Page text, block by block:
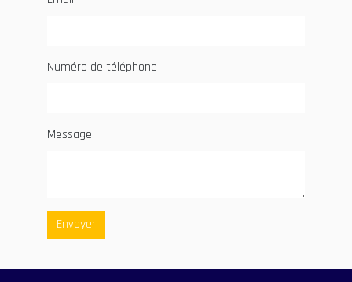
Numéro de téléphone
Message
Envoyer